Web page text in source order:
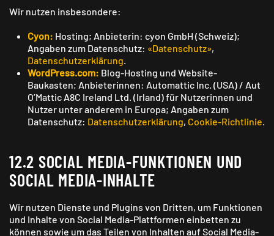
Wir nutzen insbesondere:
Cyon: Hosting; Anbieterin: cyon GmbH (Schweiz);
Angaben zum Datenschutz: «Datenschutz»,
Datenschutzerklärung
WordPress.com: Blog-Hosting und Website-
Baukasten; Anbieterinnen: Automattic Inc. (USA) / Aut
O’Mattic A8C Ireland Ltd. (Irland) für Nutzerinnen und
Nutzer unter anderem in Europa; Angaben zum
Datenschutz: Datenschutzerklärung, Cookie-Richtlinie
12.2 SOCIAL MEDIA-FUNKTIONEN UND
SOCIAL MEDIA-INHALTE
Wir nutzen Dienste und Plugins von Dritten, um Funktionen
und Inhalte von Social Media-Plattformen einbetten zu
können sowie um das Teilen von Inhalten auf Social Media-